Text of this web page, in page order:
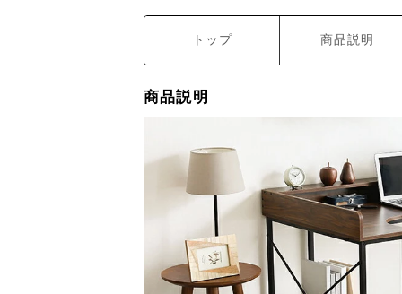
トップ 商品説明
商品説明